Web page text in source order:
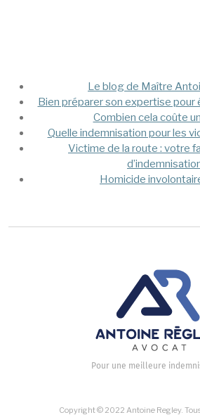
Mega MenuLe blog de Maître
Bien préparer son expertise pour
Combien cela coûte
Quelle indemnisation pour les
Victime de la route : votre
Homicide
Pour une meilleure
Copyright © 2022 Antoine Regley.